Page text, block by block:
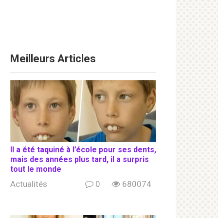
Meilleurs Articles
Il a été taquiné à l’école pour ses dents,
mais des années plus tard, il a surpris
tout le monde
Actualités 0 680074